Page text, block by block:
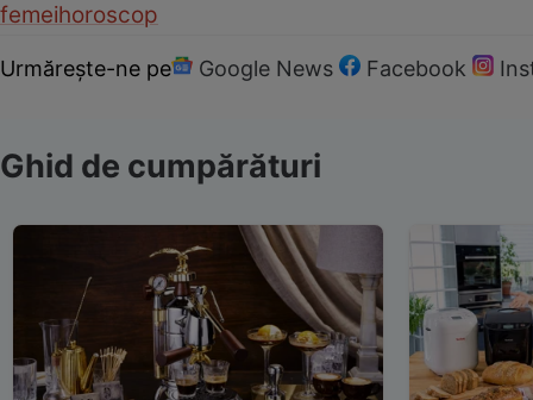
femeihoroscop
Urmărește-ne pe Google News Facebook
Ghid de cumpărături